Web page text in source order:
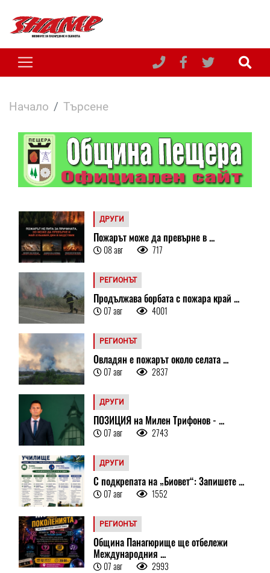
Начало Търсене
ДРУГИ
Пожарът може да превърне в ...
08 авг 717
РЕГИОНЪТ
Продължава борбата с пожара край ...
07 авг 4001
РЕГИОНЪТ
Овладян е пожарът около селата ...
07 авг 2837
ДРУГИ
ПОЗИЦИЯ на Милен Трифонов - ...
07 авг 2743
ДРУГИ
С подкрепата на „Биовет“: Запишете ...
07 авг 1552
РЕГИОНЪТ
Община Панагюрище ще отбележи
Международния ...
07 авг 2993